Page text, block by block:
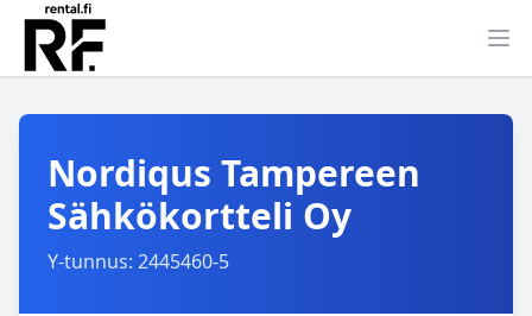
Nordiqus Tampereen
Sähkökortteli Oy
Y-tunnus: 2445460-5